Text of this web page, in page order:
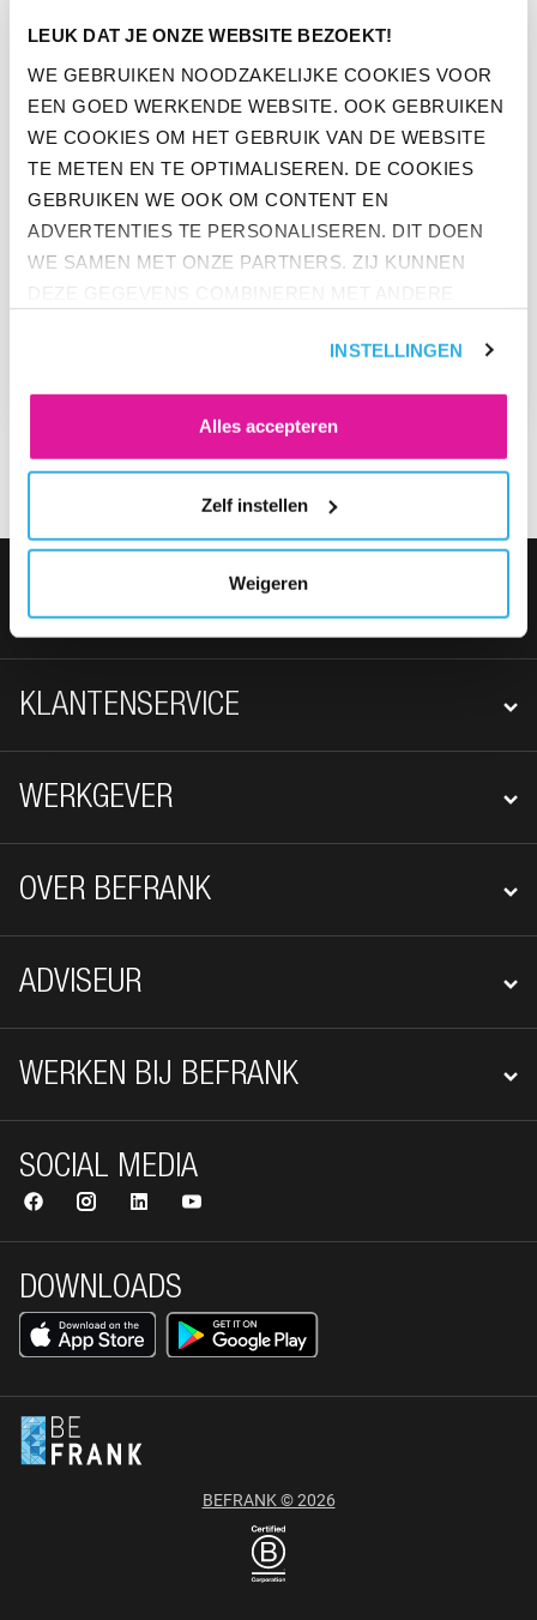
LEUK DAT JE ONZE WEBSITE BEZOEKT!
WE GEBRUIKEN NOODZAKELIJKE COOKIES VOOR
EEN GOED WERKENDE WEBSITE. OOK GEBRUIKEN
WE COOKIES OM HET GEBRUIK VAN DE WEBSITE
TE METEN EN TE OPTIMALISEREN. DE COOKIES
GEBRUIKEN WE OOK OM CONTENT EN
ADVERTENTIES TE PERSONALISEREN. DIT DOEN
WE SAMEN MET ONZE PARTNERS. ZIJ KUNNEN
ACCEPTEREN' ALS JE INSTEMT MET ALLE
NOODZAKELIJKE COOKIES WILT. ONDER 'ZELF
ALTIJD JE TOESTEMMING VOOR DE COOKIES
INSTELLINGEN
Alles accepteren
Zelf instellen
Weigeren
WERKENDE NEDERLANDER GAAT
FOOTER NAVIGATIE
WERKNEMER
KLANTENSERVICE
WERKGEVER
OVER BEFRANK
ADVISEUR
WERKEN BIJ BEFRANK
DOWNLOADS
SOCIAL MEDIA
BEFRANK © 2026